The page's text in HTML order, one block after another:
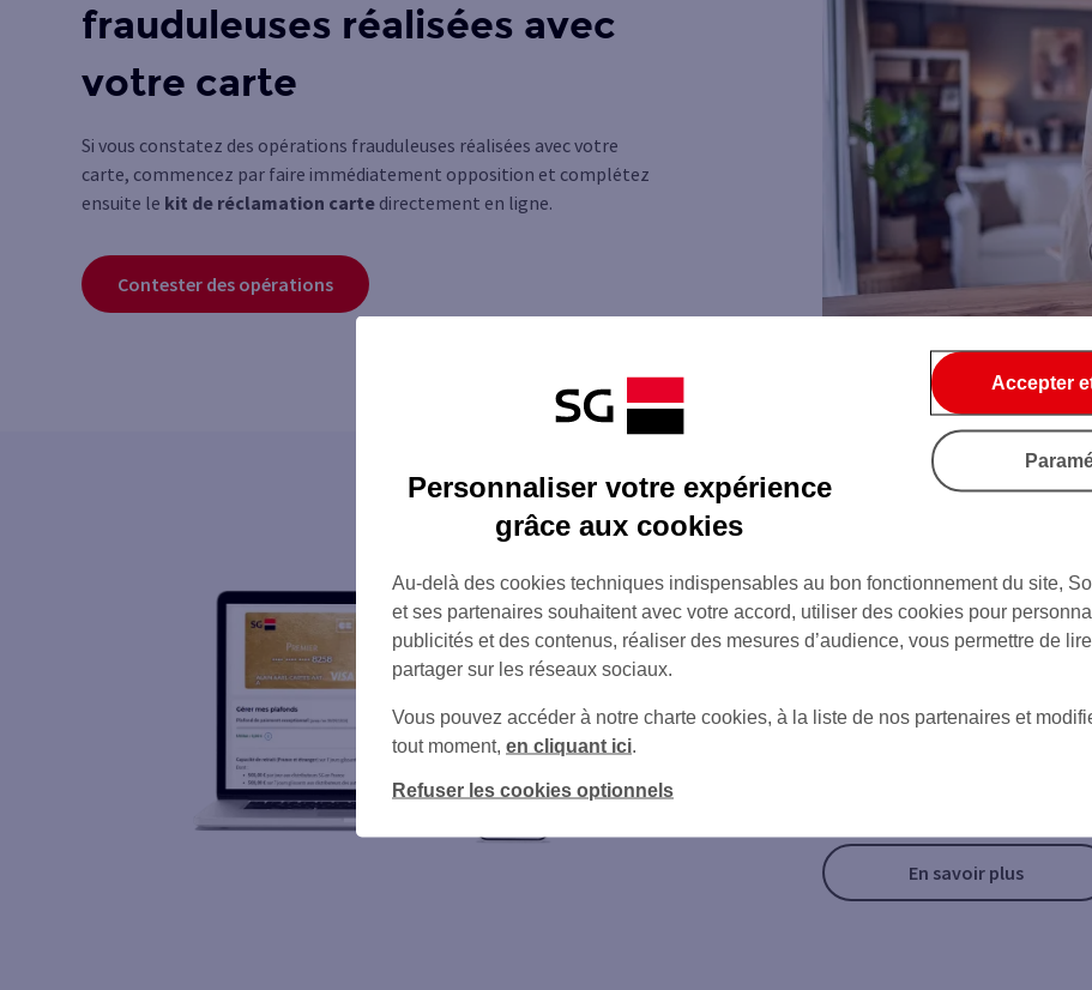
frauduleuses réalisées avec
votre carte
Si vous constatez des opérations frauduleuses réalisées avec votre
carte, commencez par faire immédiatement opposition et complétez
ensuite le kit de réclamation carte directement en ligne.
Contester des opérations
Demandez
ponctuelle
Une dépense exceptionnelle à
temporairement en quelques
En savoir plus
Personnaliser votre expérience
grâce aux cookies
Au-delà des cookies techniques indispensables au bon fonctionnement du site,
et ses partenaires souhaitent avec votre accord, utiliser des cookies pour
publicités et des contenus, réaliser des mesures d’audience, vous permettre de
partager sur les réseaux sociaux.
Vous pouvez accéder à notre charte cookies, à la liste de nos partenaires et
tout moment, en cliquant ici.
Refuser les cookies optionnels
Accepter